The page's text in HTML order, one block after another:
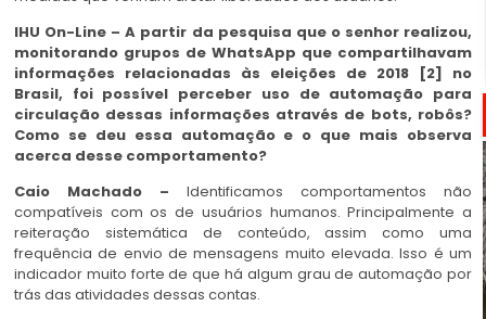
IHU On-Line – A partir da pesquisa que o senhor realizou,
monitorando grupos de WhatsApp que compartilhavam
informações relacionadas às eleições de 2018 [2] no
Brasil, foi possível perceber uso de automação para
circulação dessas informações através de bots, robôs?
Como se deu essa automação e o que mais observa
acerca desse comportamento?
Caio Machado – Identificamos comportamentos não
compatíveis com os de usuários humanos. Principalmente a
reiteração sistemática de conteúdo, assim como uma
frequência de envio de mensagens muito elevada. Isso é um
indicador muito forte de que há algum grau de automação por
trás das atividades dessas contas.